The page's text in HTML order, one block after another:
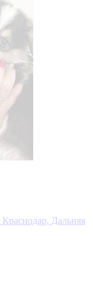
Краснодар, Дальняя